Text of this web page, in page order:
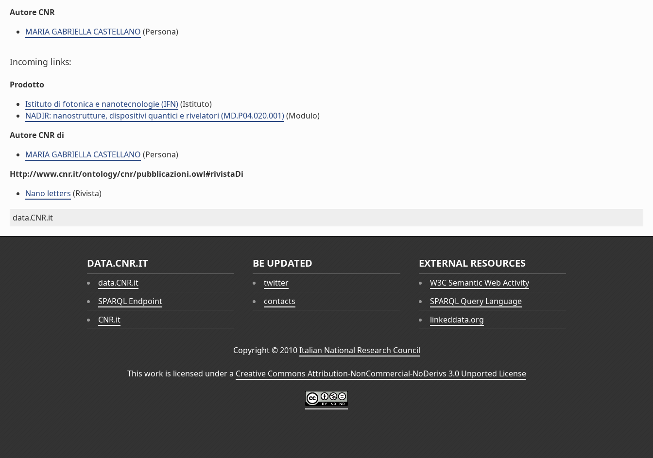
Autore CNR
MARIA GABRIELLA CASTELLANO (Persona)
Incoming links:
Prodotto
Istituto di fotonica e nanotecnologie (IFN)(Istituto)
NADIR: nanostrutture, dispositivi quantici e rivelatori (MD.P04.020.001)(Modulo)
Autore CNR di
MARIA GABRIELLA CASTELLANO (Persona)
Http://www.cnr.it/ontology/cnr/pubblicazioni.owl#rivistaDi
Nano letters (Rivista)
data.CNR.it
DATA.CNR.IT
data.CNR.it
SPARQL Endpoint
CNR.it
BE UPDATED
twitter
contacts
EXTERNAL RESOURCES
W3C Semantic Web Activity
SPARQL Query Language
linkeddata.org
Copyright © 2010Italian National Research Council
This work is licensed under a Creative Commons Attribution-NonCommercial-NoDerivs 3.0 Unported License